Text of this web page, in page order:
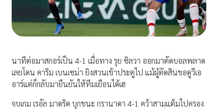
นาทีต่อมาสกอร์เป็น 4-1 เมื่อทาง รุย ซิลวา ออกมาตัดบอลพลาด
เลยโดน คาริม เบนเซม่า ยิงสวนเข้าประตูไป แม้ผู้ตัดสินขอดูวีเอ
อาร์แต่ก็กลับมายืนยันให้ทีมเยือนได้เฮ
จบเกม เรอัล มาดริด บุกชนะ กรานาดา 4-1 คว้าสามแต้มไปครอง